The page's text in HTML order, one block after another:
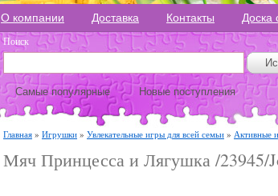
О компании Доставка Контакты Доска
Поиск
Самые популярные Новые поступления
Главная » Игрушки » Увлекательные игры для всей семьи » Активные
Мяч Принцесса и Лягушка /23945/